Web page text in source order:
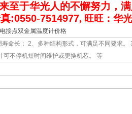
来至于华光人的不懈努力，
:0550-7514977, 旺旺：华
接点双金属温度计价格
命长； 2、多种结构形式，可满足不同要求
可不停机短时间维护或更换机芯。 等